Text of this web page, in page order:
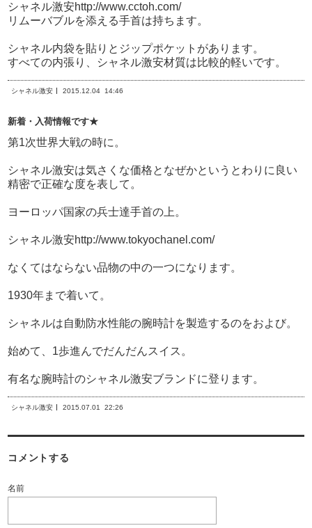
シャネル激安http://www.cctoh.com/
リムーバブルを添える手首は持ちます。
シャネル内袋を貼りとジップポケットがあります。
すべての内張り、シャネル激安材質は比較的軽いです。
シャネル激安 2015.12.04 14:46
新着・入荷情報です★
第1次世界大戦の時に。
シャネル激安は気さくな価格となぜかというとわりに良い
精密で正確な度を表して。
ヨーロッパ国家の兵士達手首の上。
シャネル激安http://www.tokyochanel.com/
なくてはならない品物の中の一つになります。
1930年まで着いて。
シャネルは自動防水性能の腕時計を製造するのをおよび。
始めて、1歩進んでだんだんスイス。
有名な腕時計のシャネル激安ブランドに登ります。
シャネル激安 2015.07.01 22:26
コメントする
名前